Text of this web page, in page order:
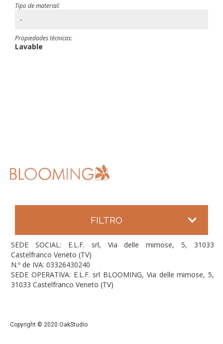
Tipo de material:
-
Propiedades técnicas:
Lavable
FILTRO
SEDE SOCIAL: E.L.F. srl, Via delle mimose, 5, 31033
Castelfranco Veneto (TV)
N.º de IVA: 03326430240
SEDE OPERATIVA: E.L.F. srl BLOOMING, Via delle mimose, 5,
31033 Castelfranco Veneto (TV)
Copyright © 2020 OakStudio